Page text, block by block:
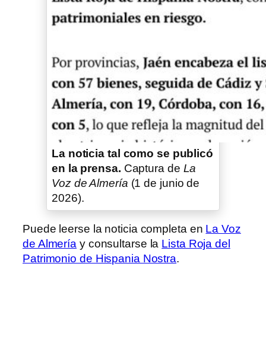
La noticia tal como se publicó
en la prensa. Captura de La
Voz de Almería (1 de junio de
2026).
Puede leerse la noticia completa en La Voz
de Almería y consultarse la Lista Roja del
Patrimonio de Hispania Nostra.